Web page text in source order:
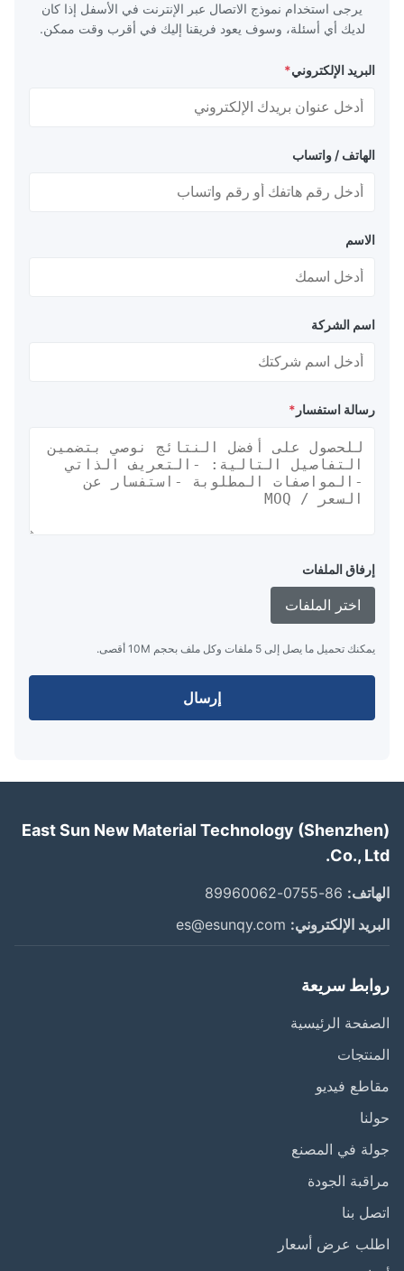
يرجى استخدام نموذج الاتصال عبر الإنترنت في الأسفل إذا كان
لديك أي أسئلة، وسوف يعود فريقنا إليك في أقرب وقت ممكن.
البريد الإلكتروني*
الهاتف / واتساب
اسم الشركة
رسالة استفسار*
إرفاق الملفات
اختر الملفات
يمكنك تحميل ما يصل إلى 5 ملفات وكل ملف بحجم 10M أقصى.
إرسال
East Sun New Material Technology
Co.,
86-0755-89960062
الإلكتروني: es@esunqy.com
سريعة
الرئيسية
فيديو
في المصنع
الجودة
بنا
عرض أسعار